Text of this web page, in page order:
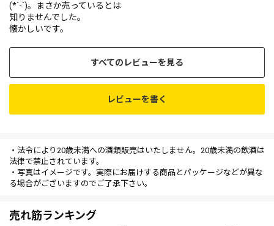
(*´-`)。まさか売っているとは
知りませんでした。
すべてのレビューを見る
レビューを書く
・法令により20歳未満への酒類販売はいたしません。20歳未満の飲酒は
法律で禁止されています。
・写真はイメージです。実際にお届けする商品とパッケージなどが異な
る場合がございますのでご了承下さい。
売れ筋ランキング